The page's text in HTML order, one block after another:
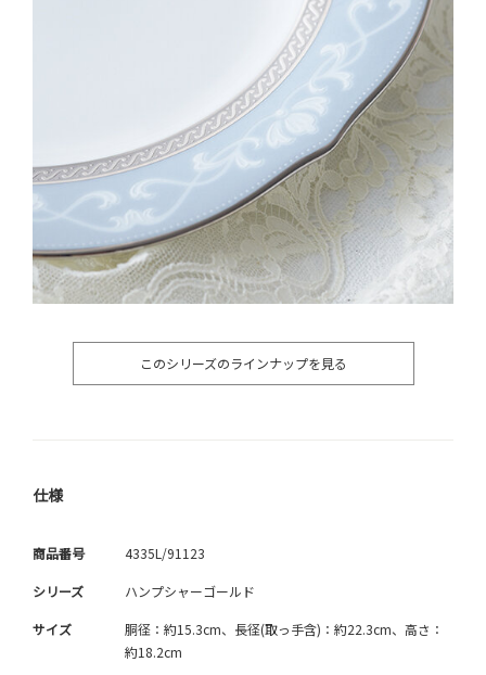
このシリーズのラインナップを見る
仕様
商品番号 4335L/91123
シリーズ ハンプシャーゴールド
サイズ
胴径：約15.3cm、長径(取っ手含)：約22.3cm、高さ：
約18.2cm